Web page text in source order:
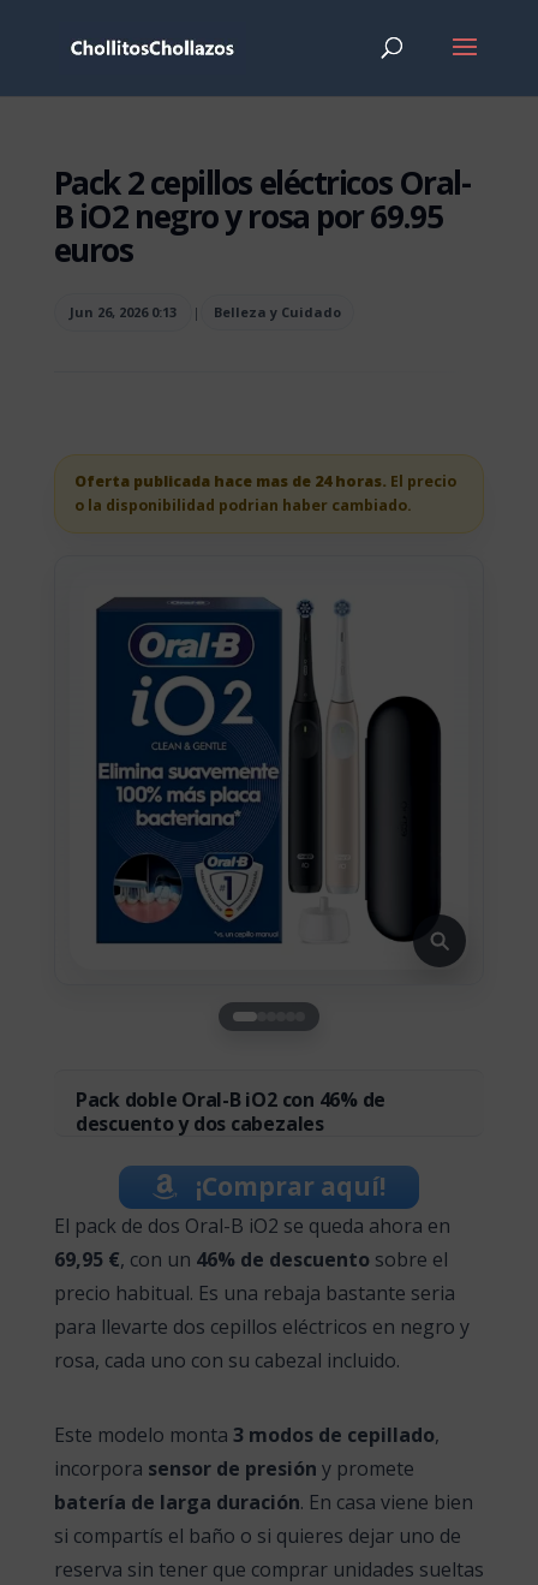
Pack 2 cepillos eléctricos Oral-
B iO2 negro y rosa por 69.95
euros
Jun 26, 2026 0:13 | Belleza y Cuidado
Oferta publicada hace mas de 24 horas. El precio
o la disponibilidad podrian haber cambiado.
Pack doble Oral-B iO2 con 46% de
descuento y dos cabezales
¡Comprar aquí!
El pack de dos Oral-B iO2 se queda ahora en
69,95 €, con un 46% de descuentosobre el
precio habitual. Es una rebaja bastante seria
para llevarte dos cepillos eléctricos en negro y
rosa, cada uno con su cabezal incluido.
Este modelo monta 3 modos de cepillado,
incorpora sensor de presión y promete
batería de larga duración. En casa viene bien
si compartís el baño o si quieres dejar uno de
reserva sin tener que comprar unidades sueltas